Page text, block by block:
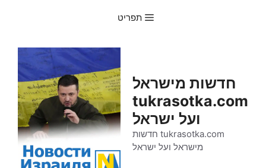
תפריט
חדשות מישראל
tukrasotka.com
ועל ישראל
tukrasotka.com חדשות
מישראל ועל ישראל